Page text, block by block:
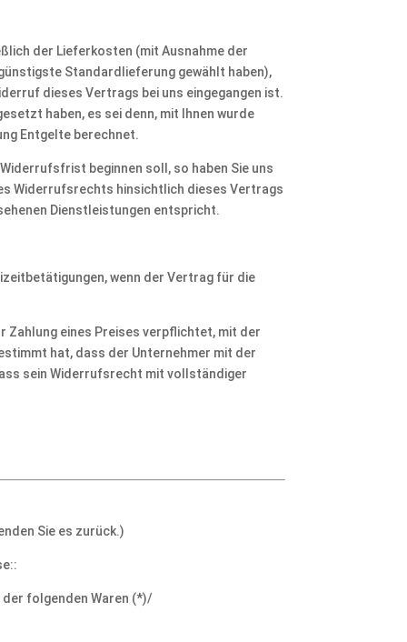
der Lieferkosten (mit Ausnahme der
Standardlieferung gewählt haben),
dieses Vertrags bei uns eingegangen ist.
haben, es sei denn, mit Ihnen wurde
Entgelte berechnet.
beginnen soll, so haben Sie uns
Widerrufsrechts hinsichtlich dieses Vertrags
Dienstleistungen entspricht.
wenn der Vertrag für die
Zahlung eines Preises verpflichtet, mit der
hat, dass der Unternehmer mit der
sein Widerrufsrecht mit vollständiger
Sie es zurück.)
folgenden Waren (*)/